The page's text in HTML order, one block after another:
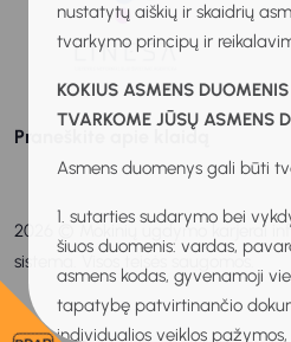
nustatytų aiškių ir skaidrių
tvarkymo principų ir
KOKIUS ASMENS
TVARKOME JŪSŲ ASMENS
Asmens duomenys gali būti
1. sutarties sudarymo bei
šiuos duomenis: vardas,
asmens kodas, gyvenamoji
tapatybę patvirtinančio
individualios veiklos
Praneškite apie klaidą
2026 © Mokinių ugdymo karjerai
sistema. Visos teisės saugomos.